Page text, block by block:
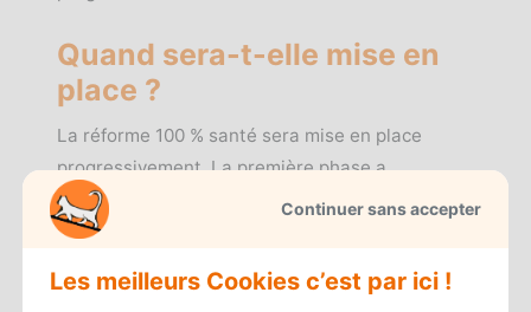
Quand sera-t-elle mise en
place ?
La réforme 100 % santé sera mise en place
progressivement. La première phase a
commencé en janvier 2019 et va continuer
jusqu’en 2021 où l’ensemble des citoyens pourra
reste à charge dans le cadre de ce nouveau
Continuer sans accepter
Les meilleurs Cookies c’est par ici !